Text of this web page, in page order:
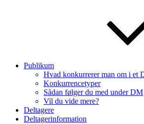
Publikum
Hvad konkurrerer man om i et
Konkurrencetyper
Sådan følger du med under DM
Vil du vide mere?
Deltagere
Deltagerinformation